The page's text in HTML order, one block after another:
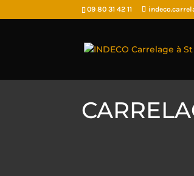
09 80 31 42 11